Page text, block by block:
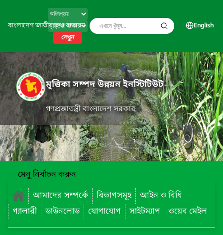
বাংলাদেশ জাতীয় তথ্য বাতায়ন
দেখুন
English
মৃত্তিকা সম্পদ উন্নয়ন ইনস্টিটিউট
গণপ্রজাতন্ত্রী বাংলাদেশ সরকার
মেনু নির্বাচন করুন
আমাদের সম্পর্কে
বিভাগসমূহ
আইন ও বিধি
গ্যালারী
ডাউনলোড যোগাযোগ সাইটম্যাপ ওয়েব মেইল